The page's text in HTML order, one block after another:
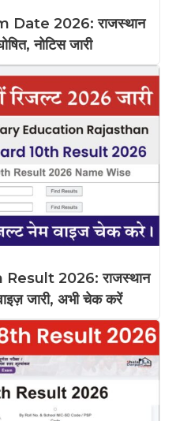
Date 2026: राजस्थान
नोटिस जारी
2026: राजस्थान
जारी, अभी चेक करें